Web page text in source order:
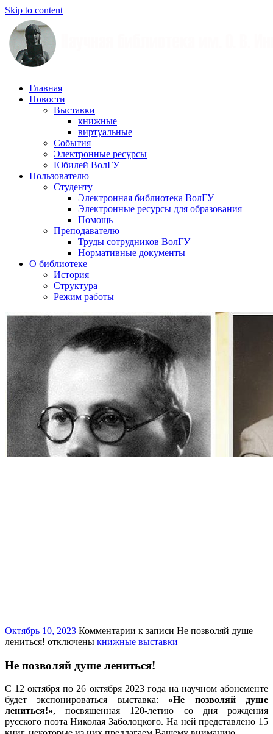
Skip to content
Научная
библиотека
Иншакова
Главная
Новости
Выставки
книжные
виртуальные
События
Электронные ресурсы
Юбилей ВолГУ
Пользователю
Студенту
Электронная библиотека ВолГУ
Электронные ресурсы для образования
Помощь
Преподавателю
Труды сотрудников ВолГУ
Нормативные документы
О библиотеке
История
Структура
Режим работы
Октябрь 10, 2023 Комментарии к записи Не позволяй душе
лениться! отключены книжные выставки
Не позволяй душе лениться!
С 12 октября по 26 октября 2023 года на научном абонементе
будет экспонироваться выставка: «Не позволяй душе
лениться!», посвященная 120-летию со дня рождения
русского поэта Николая Заболоцкого. На ней представлено 15